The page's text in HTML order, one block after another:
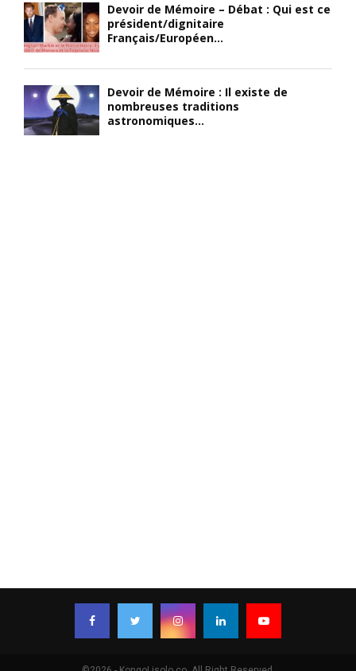
Devoir de Mémoire – Débat : Qui est ce
président/dignitaire
Français/Européen...
Devoir de Mémoire : Il existe de
nombreuses traditions
astronomiques...